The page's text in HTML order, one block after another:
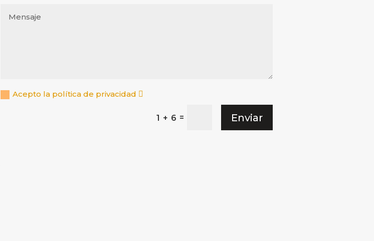
Acepto la política de privacidad
1 + 6 = Enviar